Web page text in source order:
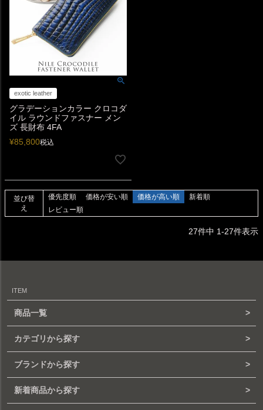
exotic leather
グラデーションカラー クロコダ
イル ラウンドファスナー メン
ズ 長財布 4FA
¥85,800税込
並び替
え
優先度順 価格が安い順 価格が高い順
新着順
レビュー順
27件中 1-27件表示
ITEM
商品一覧
カテゴリから探す
ブランドから探す
新着商品から探す